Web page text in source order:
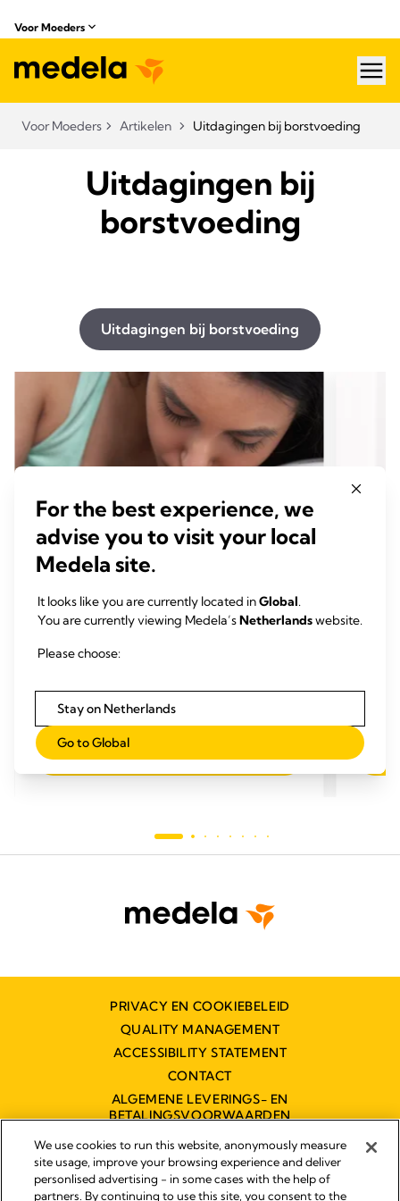
Voor Moeders
Voor Moeders Artikelen Uitdagingen bij borstvoeding​
Uitdagingen bij
borstvoeding​
Uitdagingen bij borstvoeding​
Borstvoeding geven als je ziek
bent of als je baby ziek is
Tijd om te lezen: 7 min.
Lees meer
PRIVACY EN COOKIEBELEID
QUALITY MANAGEMENT
ACCESSIBILITY STATEMENT
CONTACT
ALGEMENE LEVERINGS- EN
BETALINGSVOORWAARDEN
TOEGANKELIJKHEIDSVERKLARING
For the best experience, we
advise you to visit your local
Medela site.
It looks like you are currently located inGlobal.
You are currently viewing Medela’sNetherlandswebsite.
Please choose:
Stay on Netherlands
Go to Global
We use cookies to run this website, anonymously measure
site usage, improve your browsing experience and deliver
personlised advertising - in some cases with the help of
partners. By continuing to use this site, you consent to the